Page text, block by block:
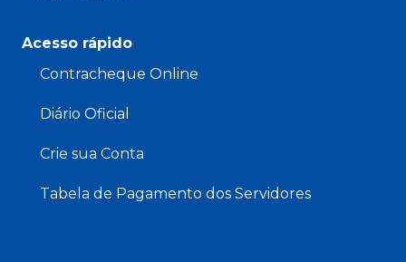
Acesso rápido
Contracheque Online
Diário Oficial
Crie sua Conta
Tabela de Pagamento dos Servidores